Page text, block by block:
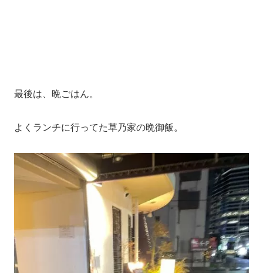
最後は、晩ごはん。
よくランチに行ってた草乃家の晩御飯。